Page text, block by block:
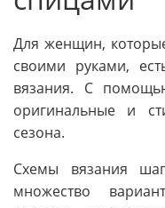
Для женщин,
своими руками,
вязания. С
оригинальные и
сезона.
Схемы вязания
множество